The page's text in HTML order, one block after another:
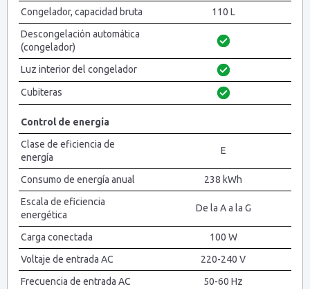
Congelador, capacidad bruta
110 L
Descongelación automática
(congelador)
Luz interior del congelador
Cubiteras
Control de energía
Clase de eficiencia de
energía
E
Consumo de energía anual
238 kWh
Escala de eficiencia
energética
De la A a la G
Carga conectada
100 W
Voltaje de entrada AC
220-240 V
Frecuencia de entrada AC
50-60 Hz